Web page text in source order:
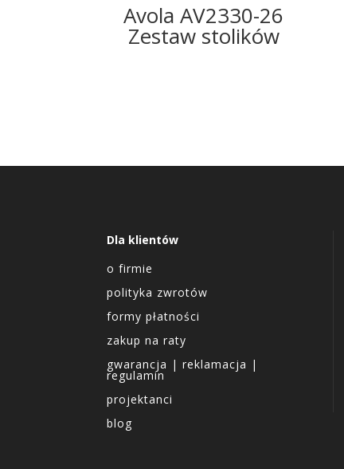
Avola AV2330-26
Zestaw stolików
Dla klientów
o firmie
polityka zwrotów
formy płatności
zakup na raty
gwarancja | reklamacja |
regulamin
projektanci
blog